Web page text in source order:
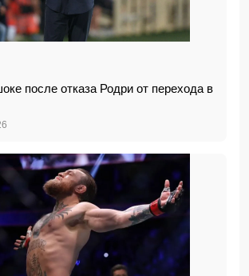
после отказа Родри от перехода в